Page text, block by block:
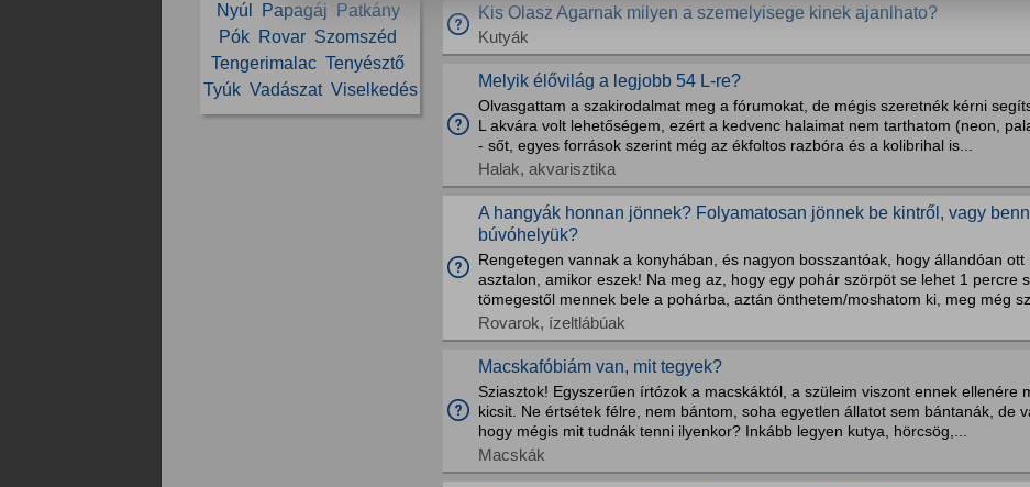
Nyúl
Papagáj
Patkány
Pók Rovar Szomszéd
Tengerimalac Tenyésztő
Tyúk Vadászat Viselkedés
Kis Olasz Agarnak milyen a szemelyisege kinek ajanlhato?
Kutyák
Melyik élővilág a legjobb 54 L-re?
Olvasgattam a szakirodalmat meg a fórumokat, de mégis szeretnék kérni
L akvára volt lehetőségem, ezért a kedvenc halaimat nem tarthatom (neon,
- sőt, egyes források szerint még az ékfoltos razbóra és a kolibrihal is...
Halak, akvarisztika
A hangyák honnan jönnek? Folyamatosan jönnek be kintről, vagy
búvóhelyük?
Rengetegen vannak a konyhában, és nagyon bosszantóak, hogy állandóan ott
asztalon, amikor eszek! Na meg az, hogy egy pohár szörpöt se lehet 1 percre
tömegestől mennek bele a pohárba, aztán önthetem/moshatom ki, meg még
Rovarok, ízeltlábúak
Macskafóbiám van, mit tegyek?
Sziasztok! Egyszerűen írtózok a macskáktól, a szüleim viszont ennek ellenére
kicsit. Ne értsétek félre, nem bántom, soha egyetlen állatot sem bántanák, de
hogy mégis mit tudnák tenni ilyenkor? Inkább legyen kutya, hörcsög,...
Macskák